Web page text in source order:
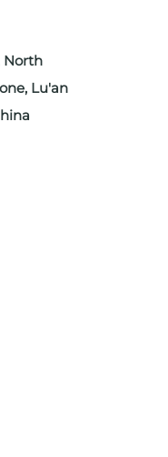
North
Lu'an